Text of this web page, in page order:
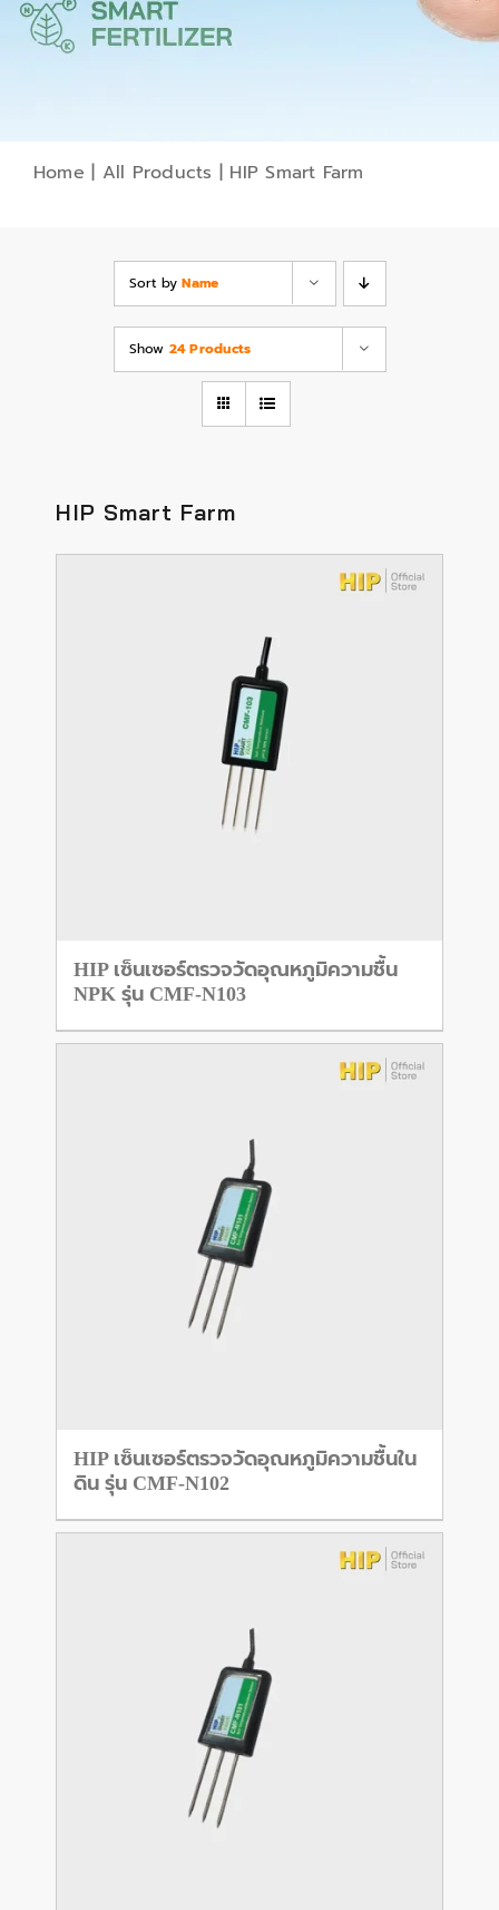
Home | All Products | HIP Smart Farm
Sort byName
Show 24 Products
HIP Smart Farm
HIP เซ็นเซอร์ตรวจวัดอุณหภูมิความชื้น
NPK รุ่น CMF-N103
HIP เซ็นเซอร์ตรวจวัดอุณหภูมิความชื้นใน
ดิน รุ่น CMF-N102